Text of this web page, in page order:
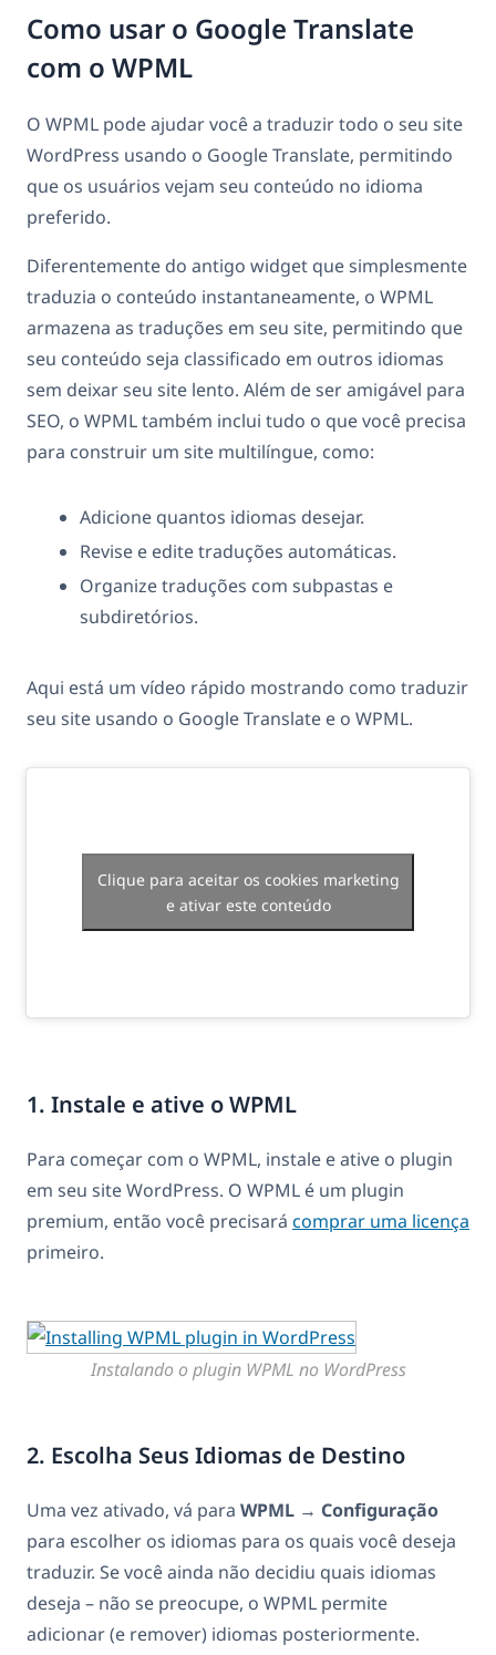
Como usar o Google Translate
com o WPML
O WPML pode ajudar você a traduzir todo o seu site
WordPress usando o Google Translate, permitindo
que os usuários vejam seu conteúdo no idioma
preferido.
Diferentemente do antigo widget que simplesmente
traduzia o conteúdo instantaneamente, o WPML
armazena as traduções em seu site, permitindo que
seu conteúdo seja classificado em outros idiomas
sem deixar seu site lento. Além de ser amigável para
SEO, o WPML também inclui tudo o que você precisa
para construir um site multilíngue, como:
Adicione quantos idiomas desejar.
Revise e edite traduções automáticas.
Organize traduções com subpastas e
subdiretórios.
Aqui está um vídeo rápido mostrando como traduzir
seu site usando o Google Translate e o WPML.
Clique para aceitar os cookies marketing
e ativar este conteúdo
1. Instale e ative o WPML
Para começar com o WPML, instale e ative o plugin
em seu site WordPress. O WPML é um plugin
premium, então você precisará comprar uma licença
primeiro.
Instalando o plugin WPML no WordPress
2. Escolha Seus Idiomas de Destino
Uma vez ativado, vá para WPML → Configuração
para escolher os idiomas para os quais você deseja
traduzir. Se você ainda não decidiu quais idiomas
deseja – não se preocupe, o WPML permite
adicionar (e remover) idiomas posteriormente.